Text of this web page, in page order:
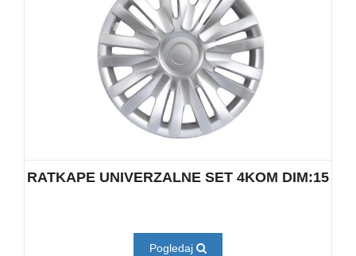
RATKAPE UNIVERZALNE SET 4KOM DIM:15
Pogledaj